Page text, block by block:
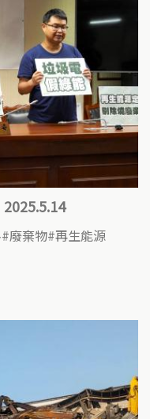
2025.5.14
廢棄物 再生能源